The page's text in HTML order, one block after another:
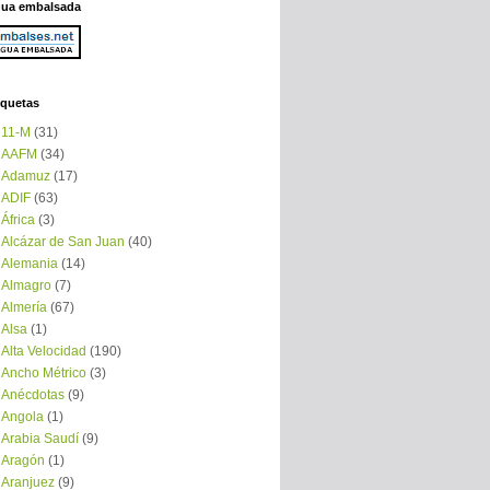
embalsada
11-M (31)
AAFM (34)
Adamuz (17)
ADIF (63)
África (3)
Alcázar de San Juan (40)
Alemania (14)
Almagro (7)
Almería (67)
Alsa (1)
Alta Velocidad (190)
Ancho Métrico (3)
Anécdotas (9)
Angola (1)
Arabia Saudí (9)
Aragón (1)
Aranjuez (9)